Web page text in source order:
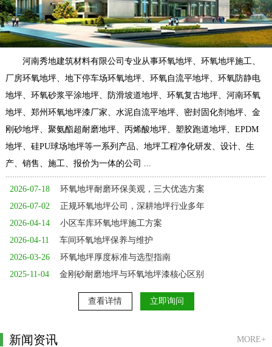
河南秀地建筑材料有限公司专业从事环氧地坪、环氧地坪施工、
厂房环氧地坪、地下停车场环氧地坪、环氧自流平地坪、环氧防静电
地坪、环氧砂浆平涂地坪、防滑坡道地坪、环氧复古地坪、河南环氧
地坪、郑州环氧地坪漆厂家、水泥自流平地坪、密封固化剂地坪、金
刚砂地坪、聚氨酯超耐磨地坪、丙烯酸地坪、塑胶跑道地坪、EPDM
地坪、硅PU球场地坪等一系列产品、地坪工程净化研发、设计、生
产、销售、施工、报价为一体的公司 ...
2026-07-18
环氧地坪耐磨环保美观，三大优选方案
2026-07-02
正规环氧地坪公司，深耕地坪行业多年
2026-04-14
小区车库环氧地坪施工方案
2026-04-11
车间环氧地坪保养与维护
2026-03-26
环氧地坪厚度标准与选型指南
2025-11-04
金刚砂耐磨地坪与环氧地坪漆核心区别
查看详情 立即询问
新闻资讯 MORE+